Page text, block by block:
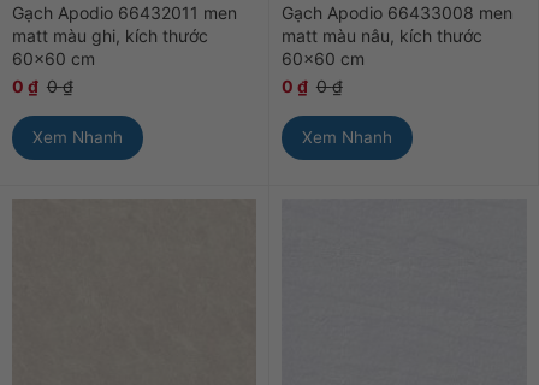
Gạch Apodio 66432011 men
matt màu ghi, kích thước
60×60 cm
0 ₫ 0₫
Xem Nhanh
Gạch Apodio 66433008 men
matt màu nâu, kích thước
60×60 cm
0 ₫ 0₫
Xem Nhanh